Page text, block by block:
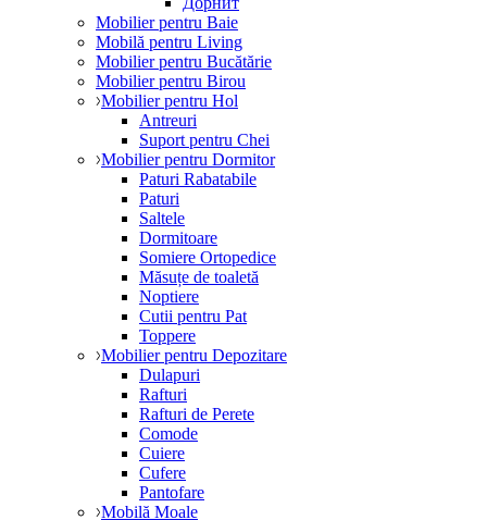
Mobilier pentru Baie
Mobilă pentru Living
Mobilier pentru Bucătărie
Mobilier pentru Birou
Mobilier pentru Hol
Antreuri
Suport pentru Chei
Mobilier pentru Dormitor
Paturi Rabatabile
Paturi
Saltele
Dormitoare
Somiere Ortopedice
Măsuțe de toaletă
Noptiere
Cutii pentru Pat
Toppere
Mobilier pentru Depozitare
Dulapuri
Rafturi
Rafturi de Perete
Comode
Cuiere
Cufere
Pantofare
Mobilă Moale